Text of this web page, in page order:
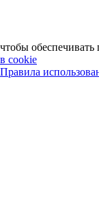
обеспечивать
cookie
Правила